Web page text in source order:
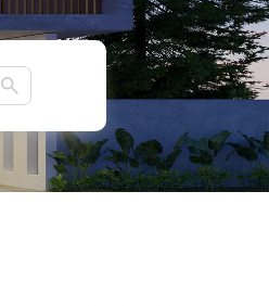
search